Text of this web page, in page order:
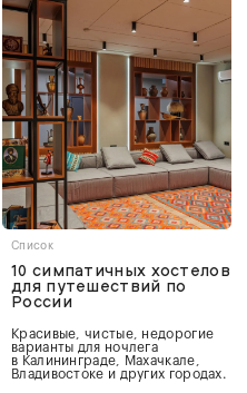
Список
10 симпатичных хостелов
для путешествий по
России
Красивые, чистые, недорогие
варианты для ночлега
в Калининграде, Махачкале,
Владивостоке и других городах.